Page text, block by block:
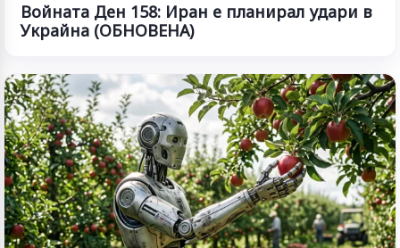
Войната Ден 158: Иран е планирал удари в
Украйна (ОБНОВЕНА)